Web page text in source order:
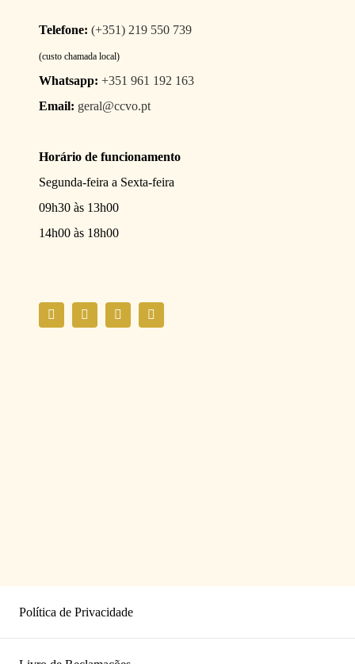
Política de Privacidade
Telefone: (+351) 219 550 739
(custo chamada local)
Whatsapp: +351 961 192 163
Email: geral@ccvo.pt
Horário de funcionamento
Segunda-feira a Sexta-feira
09h30 às 13h00
14h00 às 18h00